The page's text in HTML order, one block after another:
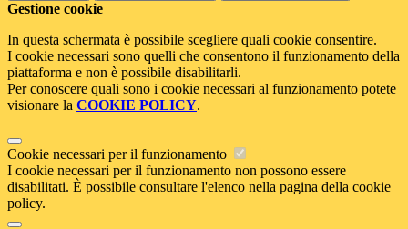
Gestione cookie
In questa schermata è possibile scegliere quali cookie consentire.
I cookie necessari sono quelli che consentono il funzionamento della
piattaforma e non è possibile disabilitarli.
Per conoscere quali sono i cookie necessari al funzionamento potete
visionare la COOKIE POLICY.
Cookie necessari per il funzionamento
I cookie necessari per il funzionamento non possono essere
disabilitati. È possibile consultare l'elenco nella pagina della cookie
policy.